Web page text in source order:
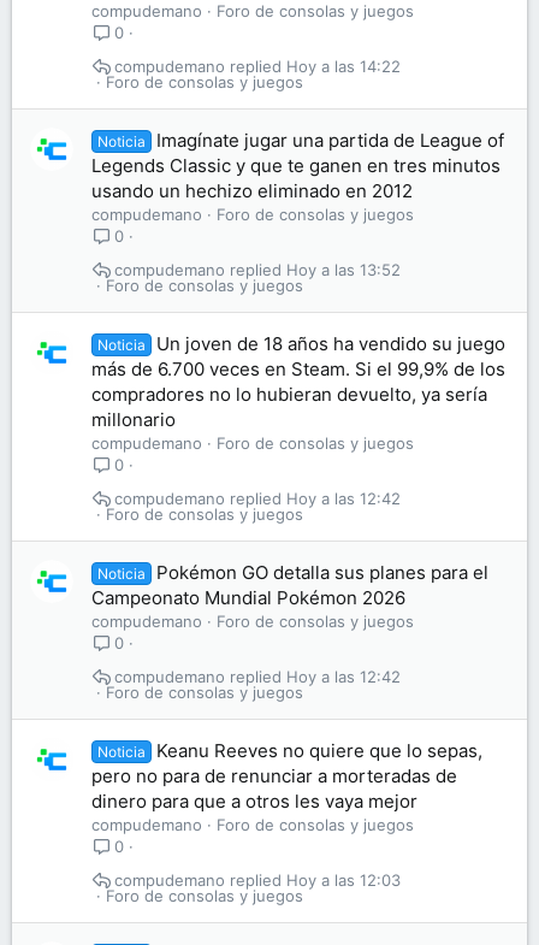
compudemano
Foro de consolas y juegos
0
Foro de consolas y juegos
Hoy a las 14:22
compudemano
Noticia
Imagínate jugar una partida de League of
Legends Classic y que te ganen en tres minutos
usando un hechizo eliminado en 2012
compudemano
Foro de consolas y juegos
0
Foro de consolas y juegos
Hoy a las 13:52
compudemano
Noticia
Un joven de 18 años ha vendido su juego
más de 6.700 veces en Steam. Si el 99,9% de los
compradores no lo hubieran devuelto, ya sería
millonario
compudemano
Foro de consolas y juegos
0
Foro de consolas y juegos
Hoy a las 12:42
compudemano
Noticia
Pokémon GO detalla sus planes para el
Campeonato Mundial Pokémon 2026
compudemano
Foro de consolas y juegos
0
Foro de consolas y juegos
Hoy a las 12:42
compudemano
Noticia
Keanu Reeves no quiere que lo sepas,
pero no para de renunciar a morteradas de
dinero para que a otros les vaya mejor
compudemano
Foro de consolas y juegos
0
Foro de consolas y juegos
Hoy a las 12:03
compudemano